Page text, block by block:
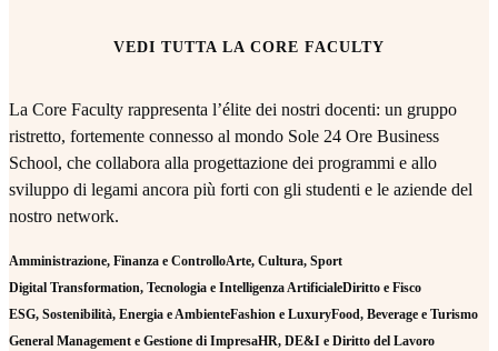
VEDI TUTTA LA CORE FACULTY
La Core Faculty rappresenta l’élite dei nostri docenti: un gruppo
ristretto, fortemente connesso al mondo Sole 24 Ore Business
School, che collabora alla progettazione dei programmi e allo
sviluppo di legami ancora più forti con gli studenti e le aziende del
nostro network.
Amministrazione, Finanza e ControlloArte, Cultura, Sport
Digital Transformation, Tecnologia e Intelligenza ArtificialeDiritto e Fisco
ESG, Sostenibilità, Energia e AmbienteFashion e LuxuryFood, Beverage e Turismo
General Management e Gestione di ImpresaHR, DE&I e Diritto del Lavoro